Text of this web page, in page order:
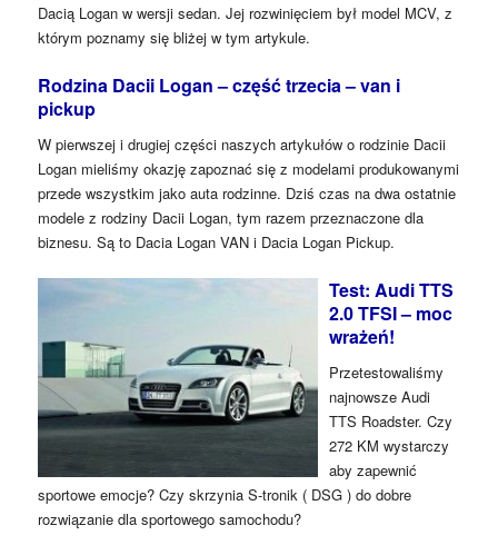
Dacią Logan w wersji sedan. Jej rozwinięciem był model MCV, z
którym poznamy się bliżej w tym artykule.
Rodzina Dacii Logan – część trzecia – van i
pickup
W pierwszej i drugiej części naszych artykułów o rodzinie Dacii
Logan mieliśmy okazję zapoznać się z modelami produkowanymi
przede wszystkim jako auta rodzinne. Dziś czas na dwa ostatnie
modele z rodziny Dacii Logan, tym razem przeznaczone dla
biznesu. Są to Dacia Logan VAN i Dacia Logan Pickup.
Test: Audi TTS
2.0 TFSI – moc
wrażeń!
Przetestowaliśmy
najnowsze Audi
TTS Roadster. Czy
272 KM wystarczy
aby zapewnić
sportowe emocje? Czy skrzynia S-tronik ( DSG ) do dobre
rozwiązanie dla sportowego samochodu?